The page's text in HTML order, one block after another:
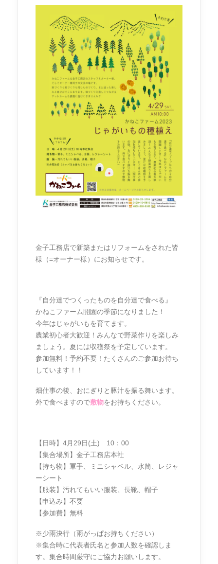
金子工務店で新築またはリフォームをされた皆
様（=オーナー様）にお知らせです。
『自分達でつくったものを自分達で食べる』
かねこファーム開園の季節になりました！
今年はじゃがいもを育てます。
農業初心者大歓迎！みんなで野菜作りを楽しみ
ましょう。夏には収穫祭を予定しています。
参加無料！予約不要！たくさんのご参加お待ち
しています！！
畑仕事の後、おにぎりと豚汁を振る舞います。
外で食べますので敷物をお持ちください。
【日時】4月29日(土) 10：00
【集合場所】金子工務店本社
【持ち物】軍手、ミニシャベル、水筒、レジャ
ーシート
【服装】汚れてもいい服装、長靴、帽子
【申込み】不要
【参加費】無料
※少雨決行（雨がっぱお持ちください）
※集合時に代表者氏名と参加人数を確認しま
す。集合時間厳守にご協力お願いします。